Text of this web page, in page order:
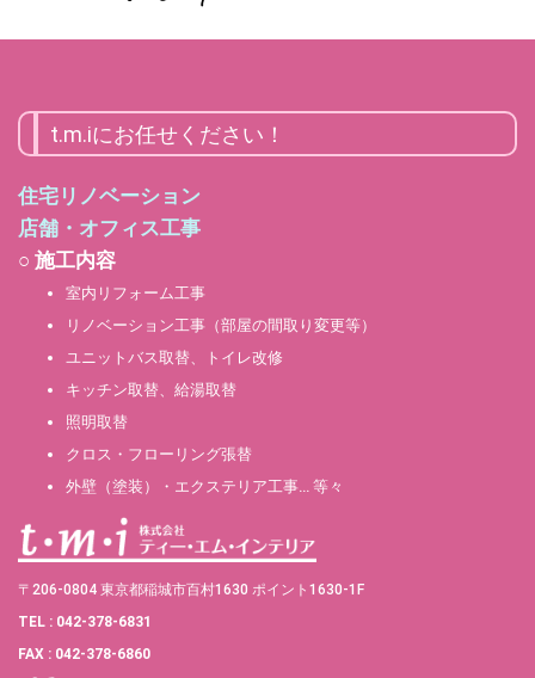
t.m.iにお任せください！
住宅リノベーション
店舗・オフィス工事
○ 施工内容
室内リフォーム工事
リノベーション工事（部屋の間取り変更等）
ユニットバス取替、トイレ改修
キッチン取替、給湯取替
照明取替
クロス・フローリング張替
外壁（塗装）・エクステリア工事… 等々
〒206-0804 東京都稲城市百村1630 ポイント1630-1F
TEL : 042-378-6831
FAX : 042-378-6860